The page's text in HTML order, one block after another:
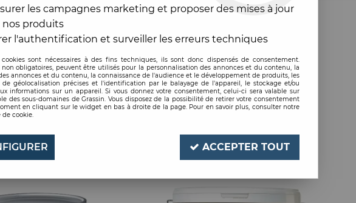
SATIN
FINITION SATIN
les campagnes marketing et proposer des mises à jour
nos produits
l'authentification et surveiller les erreurs techniques
cookies sont nécessaires à des fins techniques, ils sont donc dispensés de consentement.
non obligatoires, peuvent être utilisés pour la personnalisation des annonces et du contenu, la
annonces et du contenu, la connaissance de l'audience et le développement de produits, les
de géolocalisation précises et l'identification par le balayage de l'appareil, le stockage et/ou
informations sur un appareil. Si vous donnez votre consentement, celui-ci sera valable sur
des sous-domaines de Grassin. Vous disposez de la possibilité de retirer votre consentement
en cliquant sur le widget en bas à droite de la page. Pour en savoir plus, consulter notre
cookie.
ACCEPTER TOUT